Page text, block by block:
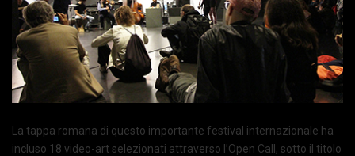
La tappa romana di questo importante festival internazionale ha
incluso 18 video-art selezionati attraverso l’Open Call, sotto il titolo